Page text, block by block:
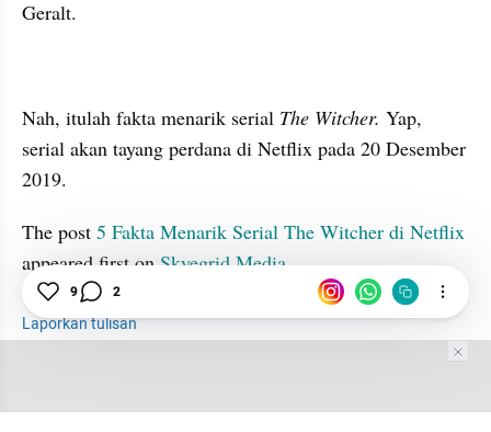
Geralt.
Nah, itulah fakta menarik serial The Witcher. Yap,
serial akan tayang perdana di Netflix pada 20 Desember
2019.
The post 5 Fakta Menarik Serial The Witcher di Netflix
appeared first on Skyegrid Media
Laporkan tulisan
9 2